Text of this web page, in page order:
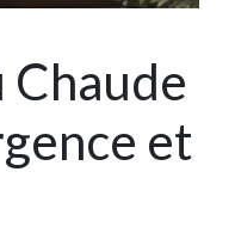
Chaude
et